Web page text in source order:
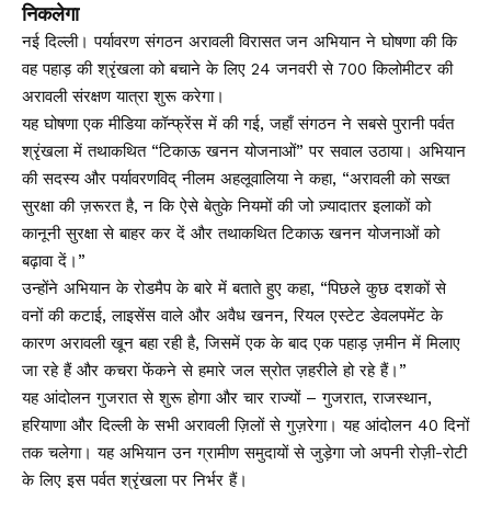
निकलेगा
नई दिल्ली। पर्यावरण संगठन अरावली विरासत जन अभियान ने घोषणा की कि
वह पहाड़ की श्रृंखला को बचाने के लिए 24 जनवरी से 700 किलोमीटर की
अरावली संरक्षण यात्रा शुरू करेगा।
यह घोषणा एक मीडिया कॉन्फ्रेंस में की गई, जहाँ संगठन ने सबसे पुरानी पर्वत
श्रृंखला में तथाकथित “टिकाऊ खनन योजनाओं” पर सवाल उठाया। अभियान
की सदस्य और पर्यावरणविद् नीलम अहलूवालिया ने कहा, “अरावली को सख्त
सुरक्षा की ज़रूरत है, न कि ऐसे बेतुके नियमों की जो ज़्यादातर इलाकों को
कानूनी सुरक्षा से बाहर कर दें और तथाकथित टिकाऊ खनन योजनाओं को
बढ़ावा दें।”
उन्होंने अभियान के रोडमैप के बारे में बताते हुए कहा, “पिछले कुछ दशकों से
वनों की कटाई, लाइसेंस वाले और अवैध खनन, रियल एस्टेट डेवलपमेंट के
कारण अरावली खून बहा रही है, जिसमें एक के बाद एक पहाड़ ज़मीन में मिलाए
जा रहे हैं और कचरा फेंकने से हमारे जल स्रोत ज़हरीले हो रहे हैं।”
यह आंदोलन गुजरात से शुरू होगा और चार राज्यों – गुजरात, राजस्थान,
हरियाणा और दिल्ली के सभी अरावली ज़िलों से गुज़रेगा। यह आंदोलन 40 दिनों
तक चलेगा। यह अभियान उन ग्रामीण समुदायों से जुड़ेगा जो अपनी रोज़ी-रोटी
के लिए इस पर्वत श्रृंखला पर निर्भर हैं।